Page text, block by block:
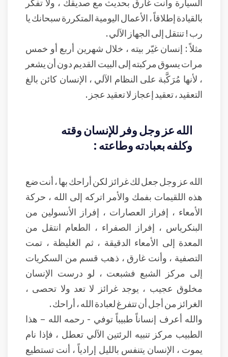
بالقيادة إطلاقاً ، الأعمال اليومية المتكررة سبحانك يا
رب ! تنتقل إلى الجهاز الآلي .
مثلاً : إنسان غيّر بيته ، خلال شهرين أربع أو خمس
مرات يسوق مركبته إلى البيت القديم دون أن يشعر
، لأنها مُرَكَّبة على النظام الآلي ، الإنسان كائن بالغ
التعقيد ، تعقيد إعجاز لا تعقيد عجز .
الله عز وجل وفر للإنسان وقته
وكلفه بعبادته وطاعته :
الله عز وجل جعل لك غرائز لكن أراحك بها ، أنت ضع
هذه اللقيمات بفمك والأمر اتركه إلى الله ، حركة
الأمعاء ، إفراز العصارات ، إفراز الأنسولين من
البنكرياس ، إفراز الصفراء ، الطعام انتقل من
المعدة إلى الأمعاء الدقيقة ، ثم الغليظة ، تمت
التصفية ، وأنت غارق ، ذهب قسم من السكريات
إلى مركز الشبع فشبعت ، لو درست الإنسان
مخلوق عجيب ، يوجد غرائز لا تعد ولا تحصى ،
الغرائز من أجل أن تتفرغ لعبادة الله ، أراحك .
والله أعرف إنساناً طبيباً توفي - رحمه الله – هذا
الطبيب مركز تنبيه الرئتين الآلي تعطل ، فإذا نام
يموت ، الإنسان يتنفس بالليل إرادياً ، أنت تستطيع